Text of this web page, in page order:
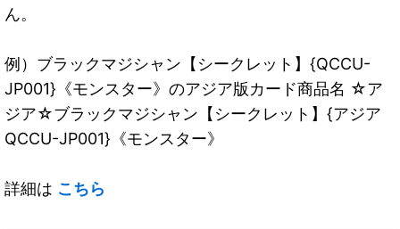
ん。
例）ブラックマジシャン【シークレット】{QCCU-
JP001}《モンスター》のアジア版カード商品名 ☆ア
ジア☆ブラックマジシャン【シークレット】{アジア
QCCU-JP001}《モンスター》
詳細は こちら